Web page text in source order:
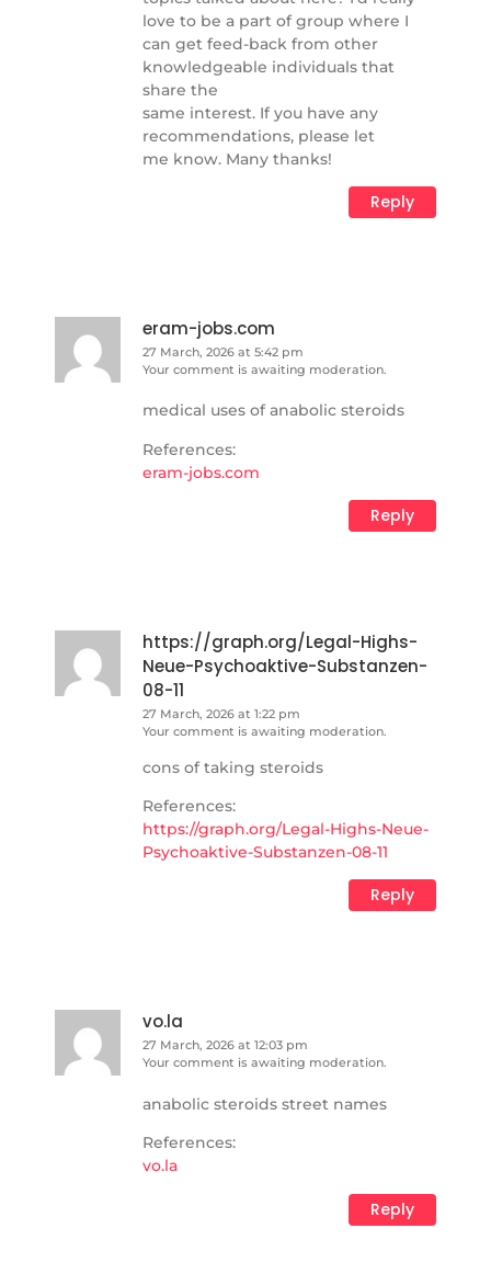
love to be a part of group where I
can get feed-back from other
knowledgeable individuals that
share the
same interest. If you have any
recommendations, please let
me know. Many thanks!
Reply
eram-jobs.com
27 March, 2026 at 5:42 pm
Your comment is awaiting moderation.
medical uses of anabolic steroids
References:
eram-jobs.com
Reply
https://graph.org/Legal-Highs-
Neue-Psychoaktive-Substanzen-
08-11
27 March, 2026 at 1:22 pm
Your comment is awaiting moderation.
cons of taking steroids
References:
https://graph.org/Legal-Highs-Neue-
Psychoaktive-Substanzen-08-11
Reply
vo.la
27 March, 2026 at 12:03 pm
Your comment is awaiting moderation.
anabolic steroids street names
References:
vo.la
Reply